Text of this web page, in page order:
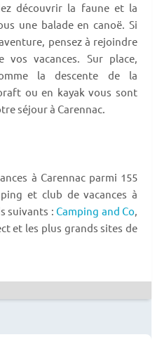
découvrir la faune et la
une balade en canoë. Si
pensez à rejoindre
vos vacances. Sur place,
la descente de la
ou en kayak vous sont
séjour à Carennac.
à Carennac parmi 155
et club de vacances à
suivants : Camping and Co,
et les plus grands sites de